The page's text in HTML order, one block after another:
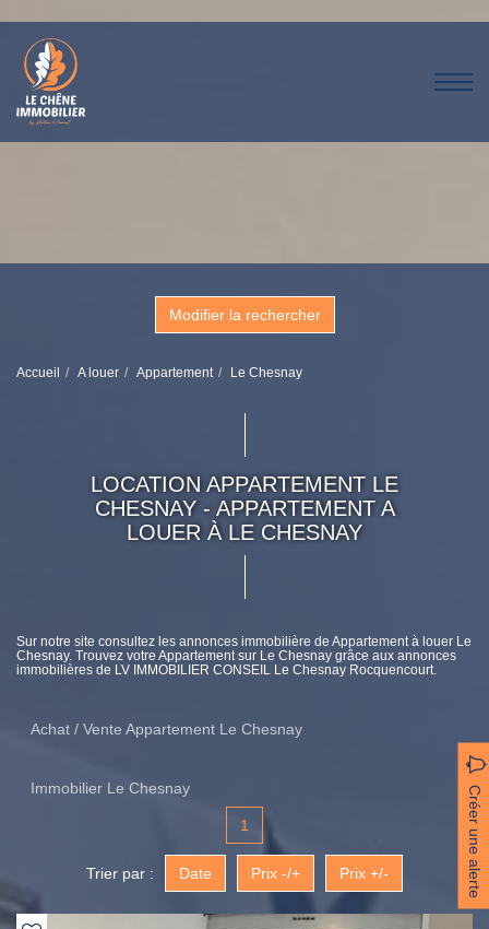
Modifier la rechercher
Accueil A louer Appartement Le Chesnay
LOCATION APPARTEMENT LE
CHESNAY - APPARTEMENT A
LOUER À LE CHESNAY
Sur notre site consultez les annonces immobilière de Appartement à louer Le
Chesnay. Trouvez votre Appartement sur Le Chesnay grâce aux annonces
immobilières de LV IMMOBILIER CONSEIL Le Chesnay Rocquencourt.
Achat / Vente Appartement Le Chesnay
Immobilier Le Chesnay Créer une alerte
1
Trier par : Date Prix -/+ Prix +/-